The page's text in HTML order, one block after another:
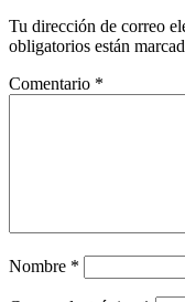
Tu dirección de correo
obligatorios están
Comentario *
Nombre *